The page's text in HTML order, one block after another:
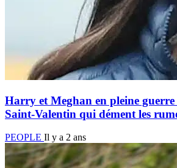
Harry et Meghan en pleine
Saint-Valentin qui dément les
PEOPLE Il y a 2 ans